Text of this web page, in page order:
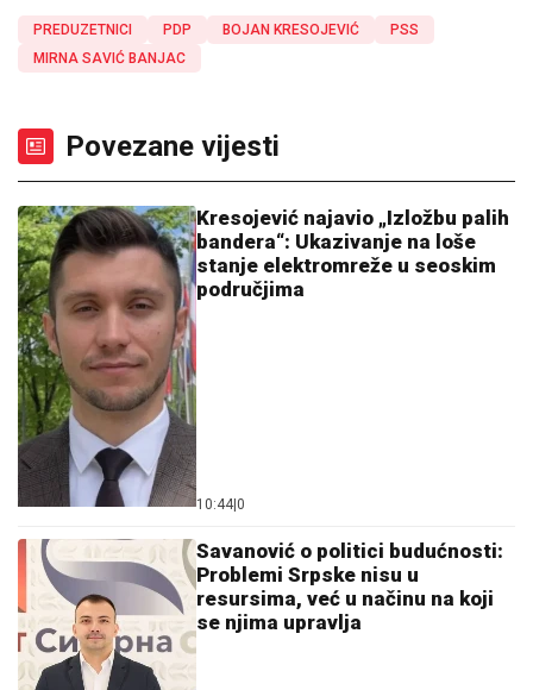
PREDUZETNICI PDP BOJAN KRESOJEVIĆ
PSS
MIRNA SAVIĆ BANJAC
Povezane vijesti
Kresojević najavio „Izložbu palih
bandera“: Ukazivanje na loše
stanje elektromreže u seoskim
područjima
10:44 0
Savanović o politici budućnosti:
Problemi Srpske nisu u
resursima, već u načinu na koji
se njima upravlja